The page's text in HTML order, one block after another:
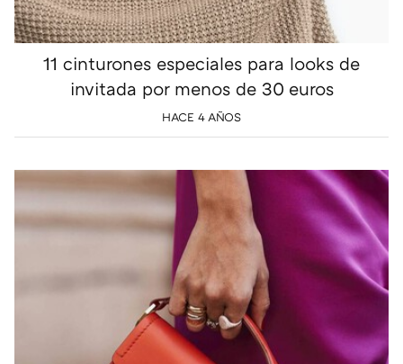
11 cinturones especiales para looks de
invitada por menos de 30 euros
HACE 4 AÑOS